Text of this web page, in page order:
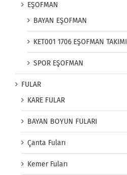
EŞOFMAN
BAYAN EŞOFMAN
KET001 1706 EŞOFMAN TAKIMI
SPOR EŞOFMAN
FULAR
KARE FULAR
BAYAN BOYUN FULARI
Çanta Fuları
Kemer Fuları